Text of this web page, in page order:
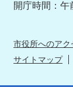
開庁時間：
市役所へのアク
サイトマップ